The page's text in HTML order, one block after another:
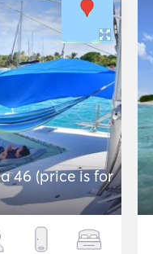
46 (price is for